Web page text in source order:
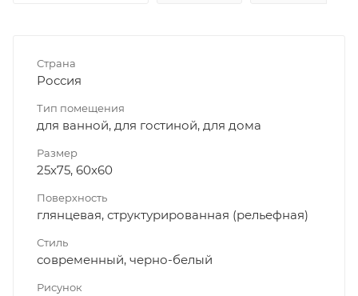
Страна
Россия
Тип помещения
для ванной, для гостиной, для дома
Размер
25x75, 60x60
Поверхность
глянцевая, структурированная (рельефная)
Стиль
современный, черно-белый
Рисунок